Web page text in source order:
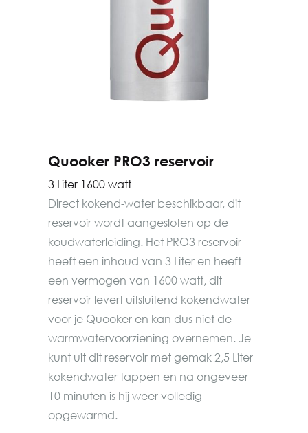
Quooker PRO3 reservoir
3 Liter 1600 watt
Direct kokend-water beschikbaar, dit
reservoir wordt aangesloten op de
koudwaterleiding. Het PRO3 reservoir
heeft een inhoud van 3 Liter en heeft
een vermogen van 1600 watt, dit
reservoir levert uitsluitend kokendwater
voor je Quooker en kan dus niet de
warmwatervoorziening overnemen. Je
kunt uit dit reservoir met gemak 2,5 Liter
kokendwater tappen en na ongeveer
10 minuten is hij weer volledig
opgewarmd.